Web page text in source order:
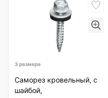
3 размера
Саморез кровельный, с
шайбой,